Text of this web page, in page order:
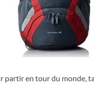
partir en tour du monde,